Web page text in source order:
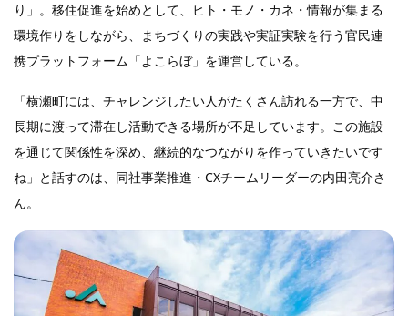
り」。移住促進を始めとして、ヒト・モノ・カネ・情報が集まる
環境作りをしながら、まちづくりの実践や実証実験を行う官民連
携プラットフォーム「よこらぼ」を運営している。
「横瀬町には、チャレンジしたい人がたくさん訪れる一方で、中
長期に渡って滞在し活動できる場所が不足しています。この施設
を通じて関係性を深め、継続的なつながりを作っていきたいです
ね」と話すのは、同社事業推進・CXチームリーダーの内田亮介さ
ん。